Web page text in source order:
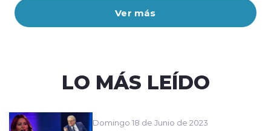
Ver más
LO MÁS LEÍDO
Domingo 18 de Junio de 2023